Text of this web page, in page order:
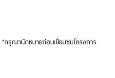
*กรุณานัดหมายก่อนเยี่ยมชมโครงการ